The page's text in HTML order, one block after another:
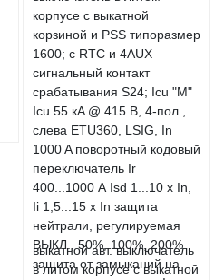
выкатной авт. выключатель
в литом корпусе с выкатной